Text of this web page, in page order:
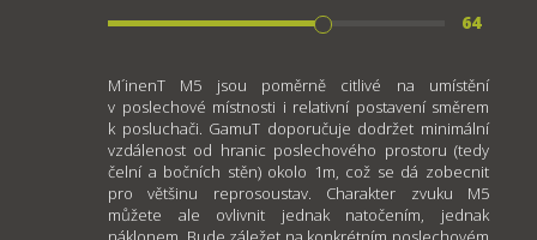
64
M´inenT M5 jsou poměrně citlivé na umístění
v poslechové místnosti i relativní postavení směrem
k posluchači. GamuT doporučuje dodržet minimální
vzdálenost od hranic poslechového prostoru (tedy
čelní a bočních stěn) okolo 1m, což se dá zobecnit
pro většinu reprosoustav. Charakter zvuku M5
můžete ale ovlivnit jednak natočením, jednak